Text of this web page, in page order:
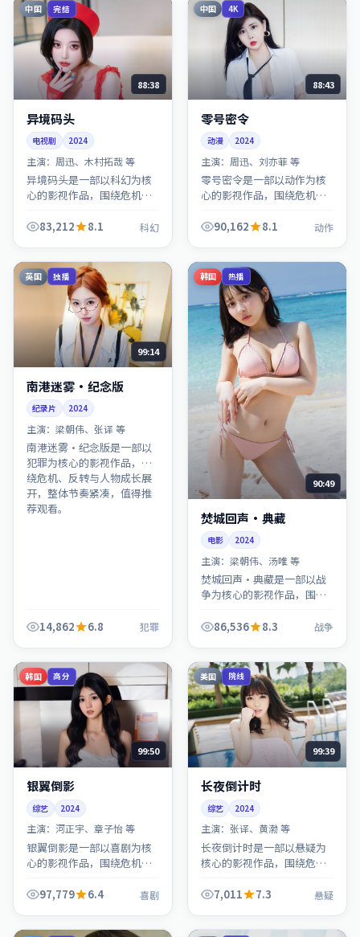
中国 完结
88:38
异境码头
电视剧 2024
主演： 周迅、木村拓哉 等
异境码头是一部以科幻为核
心的影视作品，围绕危机、
节奏紧凑，值得推荐观看。
83,212 8.1 科幻
中国 4K
88:43
零号密令
动漫 2024
主演： 周迅、刘亦菲 等
零号密令是一部以动作为核
心的影视作品，围绕危机、
节奏紧凑，值得推荐观看。
90,162 8.1 动作
英国 独播
99:14
南港迷雾·纪念版
纪录片 2024
主演： 梁朝伟、张译 等
南港迷雾·纪念版是一部以
犯罪为核心的影视作品，围
绕危机、反转与人物成长展
开，整体节奏紧凑，值得推
荐观看。
14,862 6.8 犯罪
韩国 热播
90:49
焚城回声·典藏
电影 2024
主演：梁朝伟、汤唯 等
焚城回声·典藏是一部以战
争为核心的影视作品，围绕
开，整体节奏紧凑，值得推
86,536 8.3 战争
韩国 高分
99:50
银翼倒影
综艺 2024
主演： 河正宇、章子怡 等
银翼倒影是一部以喜剧为核
心的影视作品，围绕危机、
节奏紧凑，值得推荐观看。
97,779 6.4 喜剧
美国 院线
99:39
长夜倒计时
综艺 2024
主演：张译、黄渤 等
长夜倒计时是一部以悬疑为
核心的影视作品，围绕危
整体节奏紧凑，值得推荐观
7,011 7.3 悬疑